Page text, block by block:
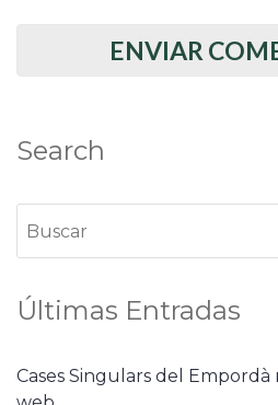
Search
Últimas Entradas
Cases Singulars del